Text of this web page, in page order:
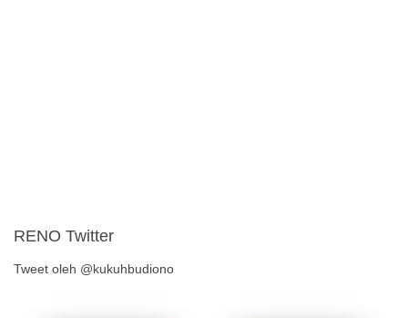
RENO Twitter
Tweet oleh @kukuhbudiono